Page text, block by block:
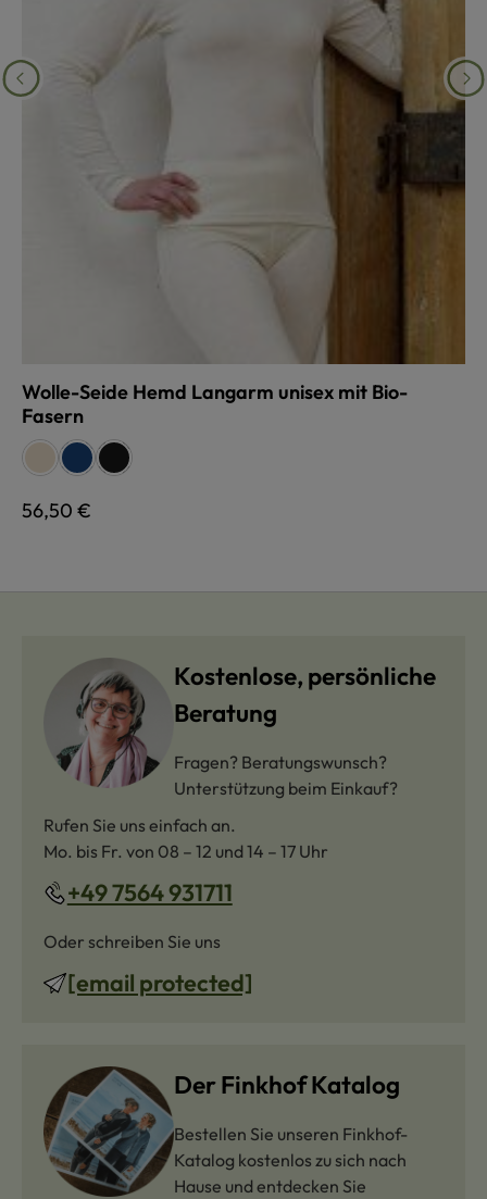
Wolle-Seide Hemd Langarm unisex mit Bio-
Fasern
Farbe auswählen
naturweißdunkelblau
schwarz
Regulärer Preis:
56,50 €
Kostenlose, persönliche
Beratung
Fragen? Beratungswunsch?
Unterstützung beim Einkauf?
Rufen Sie uns einfach an.
Mo. bis Fr. von 08 – 12 und 14 – 17 Uhr
+49 7564 931711
Oder schreiben Sie uns
[email protected]
Der Finkhof Katalog
Bestellen Sie unseren Finkhof-
Katalog kostenlos zu sich nach
Hause und entdecken Sie